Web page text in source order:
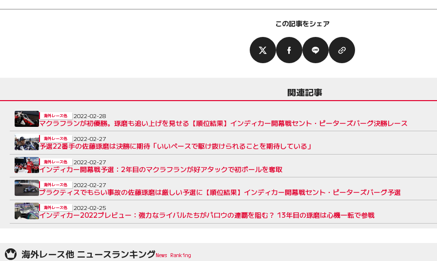
この記事をシェア
関連記事
マクラフランが初優勝。琢磨も追い上げを見せる【順位結果】インディカー開幕戦セント・ピーターズバーグ決勝レース
海外レース他 2022-02-28
予選22番手の佐藤琢磨は決勝に期待「いいペースで駆け抜けられることを期待している」
海外レース他 2022-02-27
インディカー開幕戦予選：2年目のマクラフランが好アタックで初ポールを奪取
海外レース他 2022-02-27
プラクティスでもらい事故の佐藤琢磨は厳しい予選に【順位結果】インディカー開幕戦セント・ピーターズバーグ予選
海外レース他 2022-02-27
インディカー2022プレビュー：強力なライバルたちがパロウの連覇を阻む？ 13年目の琢磨は心機一転で参戦
海外レース他 2022-02-25
海外レース他 ニュースランキング